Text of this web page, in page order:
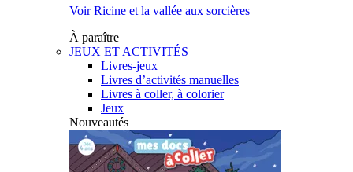
Voir Ricine et la vallée aux sorcières
À paraître
JEUX ET ACTIVITÉS
Livres-jeux
Livres d’activités manuelles
Livres à coller, à colorier
Jeux
Nouveautés